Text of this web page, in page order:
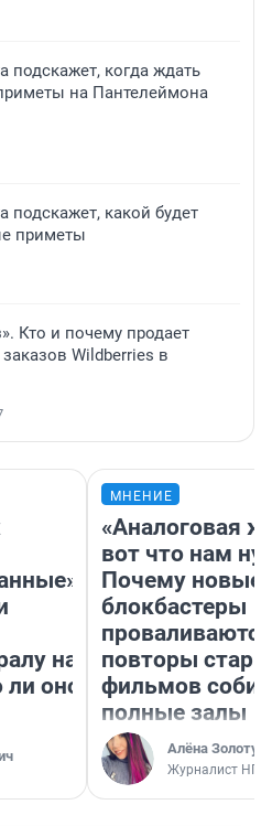
подскажет, когда ждать
на Пантелеймона
подскажет, какой будет
приметы
Кто и почему продает
Wildberries в
на
оно
МНЕНИЕ
«Аналоговая
вот что нам
Почему новые
блокбастеры
повторы
фильмов
полные залы
Алёна
Журналист НГС